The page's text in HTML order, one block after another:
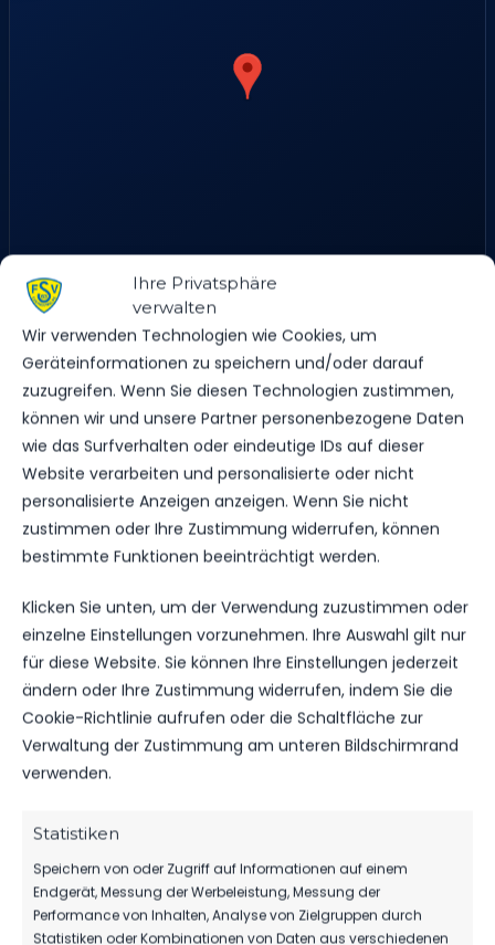
Ihre Privatsphäre
verwalten
Wir verwenden Technologien wie Cookies, um
Geräteinformationen zu speichern und/oder darauf
zuzugreifen. Wenn Sie diesen Technologien zustimmen,
können wir und unsere Partner personenbezogene Daten
wie das Surfverhalten oder eindeutige IDs auf dieser
Website verarbeiten und personalisierte oder nicht
personalisierte Anzeigen anzeigen. Wenn Sie nicht
zustimmen oder Ihre Zustimmung widerrufen, können
bestimmte Funktionen beeinträchtigt werden.
Klicken Sie unten, um der Verwendung zuzustimmen oder
einzelne Einstellungen vorzunehmen. Ihre Auswahl gilt nur
für diese Website. Sie können Ihre Einstellungen jederzeit
ändern oder Ihre Zustimmung widerrufen, indem Sie die
Cookie-Richtlinie aufrufen oder die Schaltfläche zur
Verwaltung der Zustimmung am unteren Bildschirmrand
verwenden.
Statistiken
Speichern von oder Zugriff auf Informationen auf einem
Endgerät, Messung der Werbeleistung, Messung der
Performance von Inhalten, Analyse von Zielgruppen durch
Statistiken oder Kombinationen von Daten aus verschiedenen
An den Ziegeleien 16, 14943 Luckenwalde, Deutschland
ERGEBNIS
FSV 63 Luckenwalde Sieg
Reinickendorfer Füchse Niederlage
SPIELSTATISTIKEN
FSV 63 LUCKENWALDE
TORE